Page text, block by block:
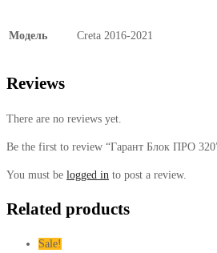
Модель Creta 2016-2021
Reviews
There are no reviews yet.
Be the first to review “Гарант Блок ПРО
You must be logged in to post a review.
Related products
Sale!